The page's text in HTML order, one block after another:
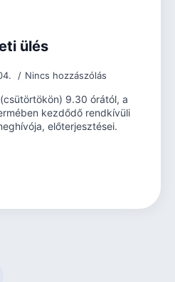
ülés
Nincs hozzászólás
9.30 órától, a
kezdődő rendkívüli
előterjesztései.